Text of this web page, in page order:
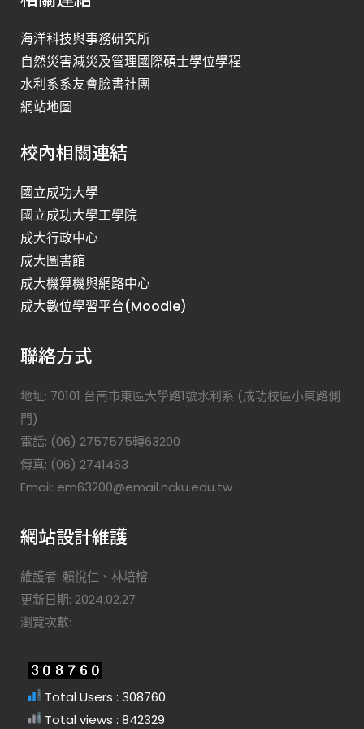
海洋科技與事務研究所
自然災害減災及管理國際碩士學位學程
水利系系友會臉書社團
網站地圖
校內相關連結
國立成功大學
國立成功大學工學院
成大行政中心
成大圖書館
成大機算機與網路中心
成大數位學習平台(Moodle)
聯絡方式
地址: 70101 台南市東區大學路1號水利系 (成功校區小東路側
門)
電話: (06) 2757575轉63200
傳真: (06) 2741463
Email: em63200@email.ncku.edu.tw
網站設計維護
維護者: 賴悅仁、林培榕
更新日期: 2024.02.27
瀏覽次數:
Total Users : 308760
Total views : 842329